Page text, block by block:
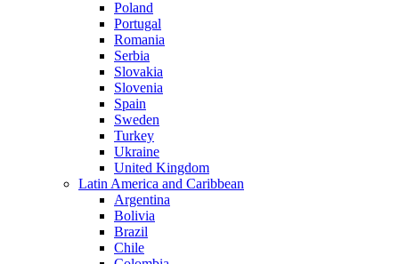
Poland
Portugal
Romania
Serbia
Slovakia
Slovenia
Spain
Sweden
Turkey
Ukraine
United Kingdom
Latin America and Caribbean
Argentina
Bolivia
Brazil
Chile